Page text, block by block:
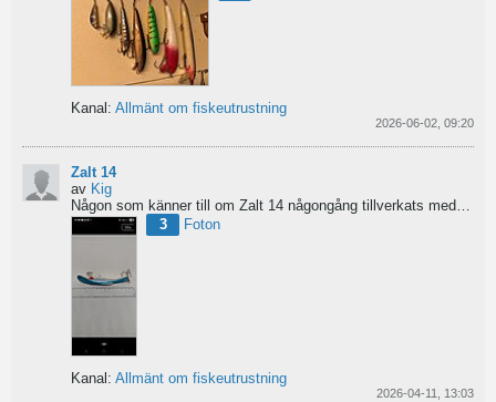
Kanal: Allmänt om fiskeutrustning
2026-06-02, 09:20
Zalt 14
av Kig
3
Foton
Kanal: Allmänt om fiskeutrustning
2026-04-11, 13:03